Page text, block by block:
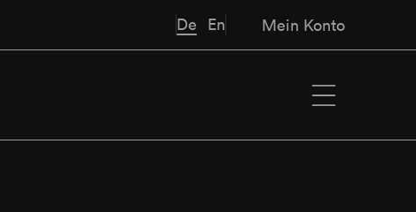
De En Mein Konto